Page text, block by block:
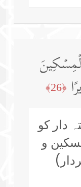
﴿26﴾
دار کو
و